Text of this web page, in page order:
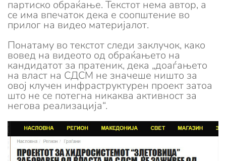
партиско обраќање. Текстот нема автор, а
се има впечаток дека е соопштение во
прилог на видео материјалот.
Понатаму во текстот следи заклучок, како
вовед на видеото од обраќањето на
кандидатот за пратеник, дека „доаѓањето
на власт на СДСМ не значеше ништо за
овој клучен инфраструктурен проект затоа
што не се потегна никаква активност за
негова реализација“.